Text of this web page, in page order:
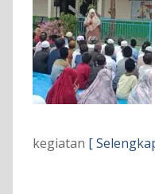
kegiatan [